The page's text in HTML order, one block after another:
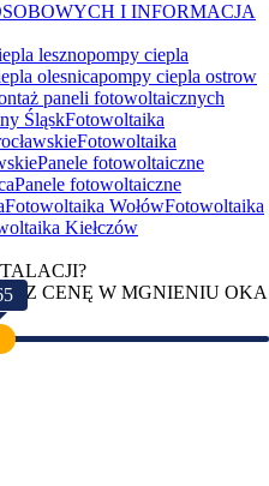
I INFORMACJA
lesznopompy ciepla
olesnicapompy ciepla ostrow
paneli fotowoltaicznych
ŚląskFotowoltaika
Fotowoltaika
Panele fotowoltaiczne
Panele fotowoltaiczne
Fotowoltaika WołówFotowoltaika
Kiełczów
CENĘ W MGNIENIU OKA